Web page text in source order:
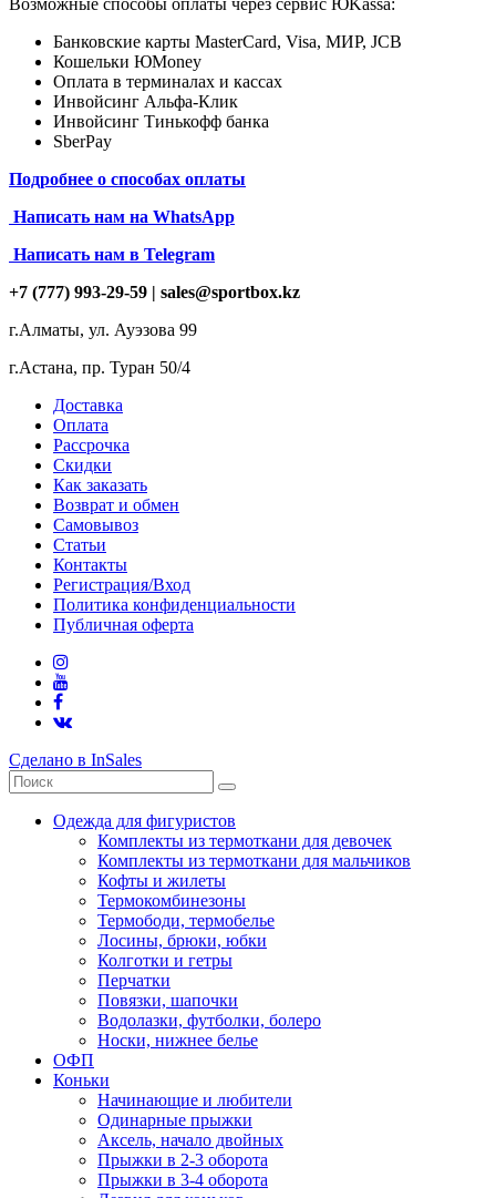
Возможные способы оплаты через сервис ЮKassa:
Банковские карты MasterCard, Visa, МИР, JCB
Кошельки ЮMoney
Оплата в терминалах и кассах
Инвойсинг Альфа-Клик
Инвойсинг Тинькофф банка
SberPay
Подробнее о способах оплаты
Написать нам на WhatsApp
Написать нам в Telegram
+7 (777) 993-29-59 | sales@sportbox.kz
г.Алматы, ул. Ауэзова 99
г.Астана, пр. Туран 50/4
Доставка
Оплата
Рассрочка
Скидки
Как заказать
Возврат и обмен
Самовывоз
Статьи
Контакты
Регистрация/Вход
Политика конфиденциальности
Публичная оферта
Сделано в InSales
Одежда для фигуристов
Комплекты из термоткани для девочек
Комплекты из термоткани для мальчиков
Кофты и жилеты
Термокомбинезоны
Термободи, термобелье
Лосины, брюки, юбки
Колготки и гетры
Перчатки
Повязки, шапочки
Водолазки, футболки, болеро
Носки, нижнее белье
ОФП
Коньки
Начинающие и любители
Одинарные прыжки
Аксель, начало двойных
Прыжки в 2-3 оборота
Прыжки в 3-4 оборота